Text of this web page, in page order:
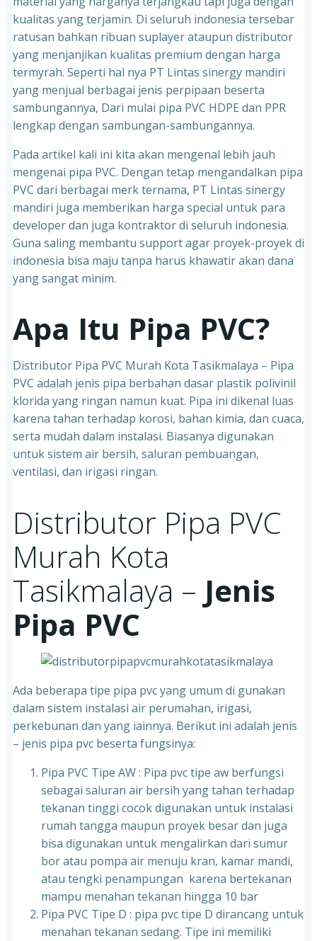
kualitas yang terjamin. Di seluruh indonesia tersebar
ratusan bahkan ribuan suplayer ataupun distributor
yang menjanjikan kualitas premium dengan harga
termyrah. Seperti hal nya PT Lintas sinergy mandiri
yang menjual berbagai jenis perpipaan beserta
sambungannya, Dari mulai pipa PVC HDPE dan PPR
lengkap dengan sambungan-sambungannya.
Pada artikel kali ini kita akan mengenal lebih jauh
mengenai pipa PVC. Dengan tetap mengandalkan pipa
PVC dari berbagai merk ternama, PT Lintas sinergy
mandiri juga memberikan harga special untuk para
developer dan juga kontraktor di seluruh indonesia.
Guna saling membantu support agar proyek-proyek di
indonesia bisa maju tanpa harus khawatir akan dana
yang sangat minim.
Apa Itu Pipa PVC?
Distributor Pipa PVC Murah Kota Tasikmalaya – Pipa
PVC adalah jenis pipa berbahan dasar plastik polivinil
klorida yang ringan namun kuat. Pipa ini dikenal luas
karena tahan terhadap korosi, bahan kimia, dan cuaca,
serta mudah dalam instalasi. Biasanya digunakan
untuk sistem air bersih, saluran pembuangan,
ventilasi, dan irigasi ringan.
Distributor Pipa PVC
Murah Kota
Tasikmalaya – Jenis
Pipa PVC
Ada beberapa tipe pipa pvc yang umum di gunakan
dalam sistem instalasi air perumahan, irigasi,
perkebunan dan yang iainnya. Berikut ini adalah jenis
– jenis pipa pvc beserta fungsinya:
Pipa PVC Tipe AW : Pipa pvc tipe aw berfungsi
sebagai saluran air bersih yang tahan terhadap
tekanan tinggi cocok digunakan untuk instalasi
rumah tangga maupun proyek besar dan juga
bisa digunakan untuk mengalirkan dari sumur
bor atau pompa air menuju kran, kamar mandi,
atau tengki penampungan karena bertekanan
mampu menahan tekanan hingga 10 bar
Pipa PVC Tipe D : pipa pvc tipe D dirancang untuk
menahan tekanan sedang. Tipe ini memiliki